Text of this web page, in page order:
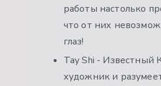
работы настолько
что от них
глаз!
Tay Shi - Известный
художник и